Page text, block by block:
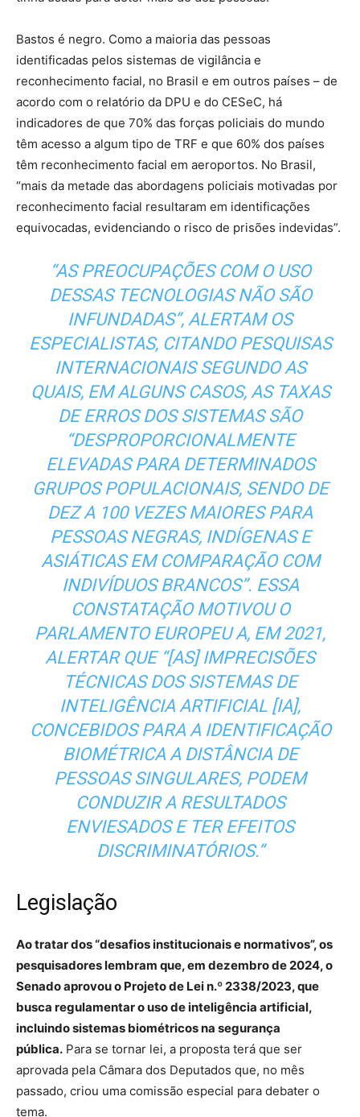
Bastos é negro. Como a maioria das pessoas
identificadas pelos sistemas de vigilância e
reconhecimento facial, no Brasil e em outros países – de
acordo com o relatório da DPU e do CESeC, há
indicadores de que 70% das forças policiais do mundo
têm acesso a algum tipo de TRF e que 60% dos países
têm reconhecimento facial em aeroportos. No Brasil,
“mais da metade das abordagens policiais motivadas por
reconhecimento facial resultaram em identificações
equivocadas, evidenciando o risco de prisões indevidas”.
“AS PREOCUPAÇÕES COM O USO
DESSAS TECNOLOGIAS NÃO SÃO
INFUNDADAS”, ALERTAM OS
ESPECIALISTAS, CITANDO PESQUISAS
INTERNACIONAIS SEGUNDO AS
QUAIS, EM ALGUNS CASOS, AS TAXAS
DE ERROS DOS SISTEMAS SÃO
“DESPROPORCIONALMENTE
ELEVADAS PARA DETERMINADOS
GRUPOS POPULACIONAIS, SENDO DE
DEZ A 100 VEZES MAIORES PARA
PESSOAS NEGRAS, INDÍGENAS E
ASIÁTICAS EM COMPARAÇÃO COM
INDIVÍDUOS BRANCOS”. ESSA
CONSTATAÇÃO MOTIVOU O
PARLAMENTO EUROPEU A, EM 2021,
ALERTAR QUE “[AS] IMPRECISÕES
TÉCNICAS DOS SISTEMAS DE
INTELIGÊNCIA ARTIFICIAL [IA],
CONCEBIDOS PARA A IDENTIFICAÇÃO
BIOMÉTRICA A DISTÂNCIA DE
PESSOAS SINGULARES, PODEM
CONDUZIR A RESULTADOS
ENVIESADOS E TER EFEITOS
DISCRIMINATÓRIOS.”
Legislação
Ao tratar dos “desafios institucionais e normativos”, os
pesquisadores lembram que, em dezembro de 2024, o
Senado aprovou o Projeto de Lei n.º 2338/2023, que
busca regulamentar o uso de inteligência artificial,
incluindo sistemas biométricos na segurança
pública. Para se tornar lei, a proposta terá que ser
aprovada pela Câmara dos Deputados que, no mês
passado, criou uma comissão especial para debater o
tema.